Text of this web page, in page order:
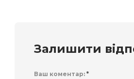
Залишити
Ваш коментар: *